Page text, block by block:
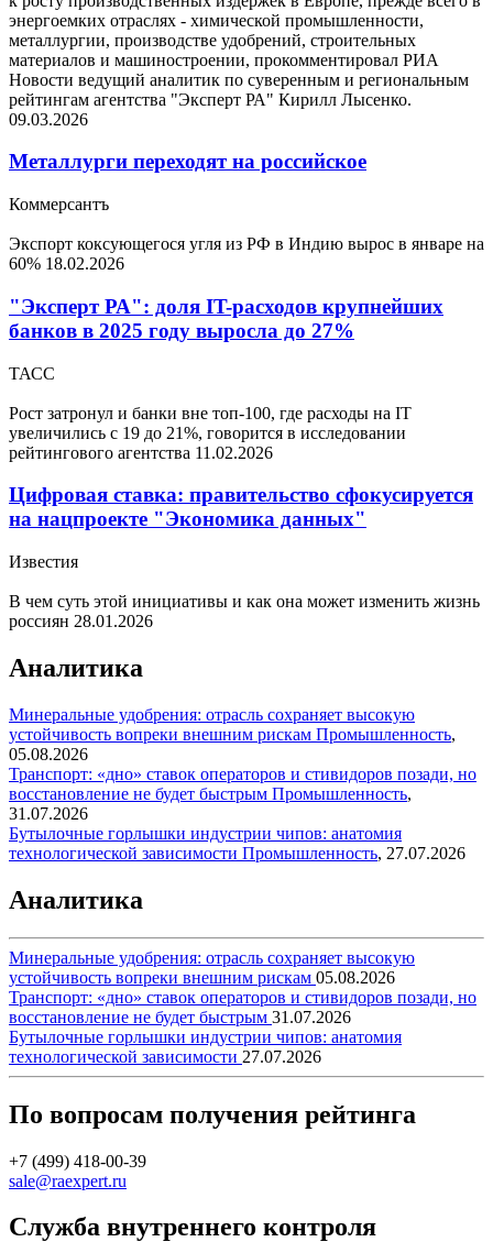
энергоемких отраслях - химической промышленности,
металлургии, производстве удобрений, строительных
материалов и машиностроении, прокомментировал РИА
Новости ведущий аналитик по суверенным и региональным
рейтингам агентства "Эксперт РА" Кирилл Лысенко.
09.03.2026
Металлурги переходят на российское
Коммерсантъ
Экспорт коксующегося угля из РФ в Индию вырос в январе на
60% 18.02.2026
"Эксперт РА": доля IT-расходов крупнейших
банков в 2025 году выросла до 27%
ТАСС
Рост затронул и банки вне топ-100, где расходы на IT
увеличились с 19 до 21%, говорится в исследовании
рейтингового агентства 11.02.2026
Цифровая ставка: правительство сфокусируется
на нацпроекте "Экономика данных"
Известия
В чем суть этой инициативы и как она может изменить жизнь
россиян 28.01.2026
Аналитика
Минеральные удобрения: отрасль сохраняет высокую
устойчивость вопреки внешним рискам Промышленность,
05.08.2026
Транспорт: «дно» ставок операторов и стивидоров позади, но
восстановление не будет быстрым Промышленность,
31.07.2026
Бутылочные горлышки индустрии чипов: анатомия
технологической зависимости Промышленность, 27.07.2026
Аналитика
Минеральные удобрения: отрасль сохраняет высокую
устойчивость вопреки внешним рискам 05.08.2026
Транспорт: «дно» ставок операторов и стивидоров позади, но
восстановление не будет быстрым 31.07.2026
Бутылочные горлышки индустрии чипов: анатомия
технологической зависимости 27.07.2026
По вопросам получения рейтинга
+7 (499) 418-00-39
sale@raexpert.ru
Служба внутреннего контроля